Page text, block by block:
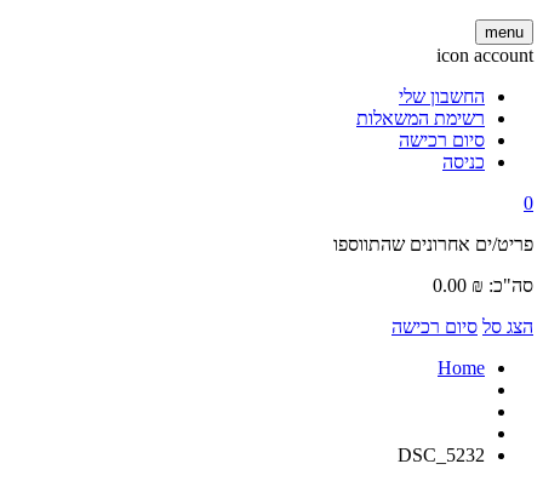
menu
icon account
החשבון שלי
רשימת המשאלות
סיום רכישה
כניסה
0
פריט/ים אחרונים שהתווספו
סה"כ:
0.00 ₪
הצג סל סיום רכישה
Home
DSC_5232